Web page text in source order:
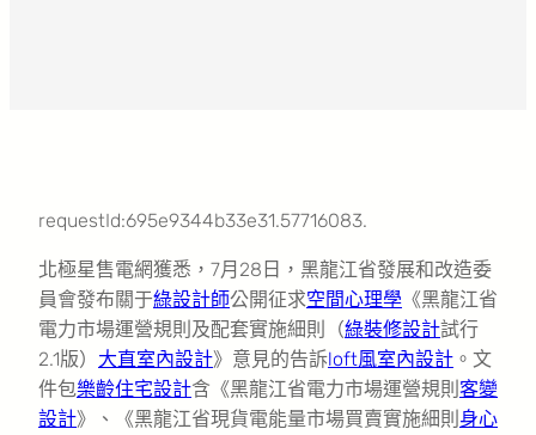
requestId:695e9344b33e31.57716083.
北極星售電網獲悉，7月28日，黑龍江省發展和改造委
員會發布關于綠設計師公開征求空間心理學 《黑龍江省
電力市場運營規則及配套實施細則（綠裝修設計試行
2.1版） 大直室內設計》意見的告訴loft風室內設計 。文
件包樂齡住宅設計含《黑龍江省電力市場運營規則 客變
設計》、《黑龍江省現貨電能量市場買賣實施細則 身心